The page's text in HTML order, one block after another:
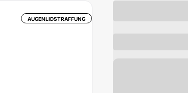
AUGENLIDSTRAFFUNG